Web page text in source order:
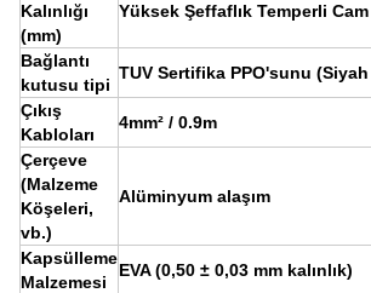
Kalınlığı
(mm)
Yüksek Şeffaflık Temperli
Bağlantı
kutusu tipi
TUV Sertifika PPO'sunu
Çıkış
Kabloları
4mm² / 0.9m
Çerçeve
(Malzeme
Köşeleri,
vb.)
Alüminyum alaşım
Kapsülleme
Malzemesi
EVA (0,50 ± 0,03 mm kalınlık)